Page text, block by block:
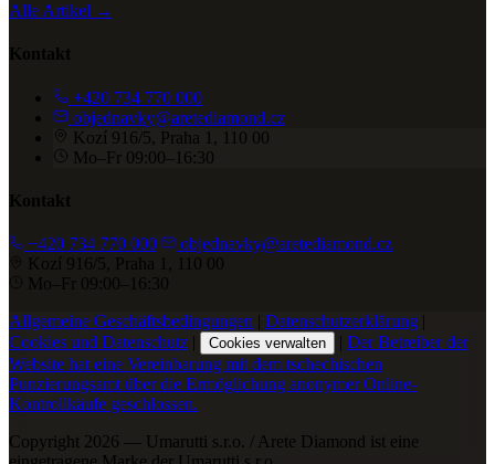
Alle Artikel →
Kontakt
+420 734 770 000
objednavky@aretediamond.cz
Kozí 916/5, Praha 1, 110 00
Mo–Fr 09:00–16:30
Kontakt
+420 734 770 000
objednavky@aretediamond.cz
Kozí 916/5, Praha 1, 110 00
Mo–Fr 09:00–16:30
Allgemeine Geschäftsbedingungen | Datenschutzerklärung |
Cookies und Datenschutz | Cookies verwalten | Der Betreiber der
Website hat eine Vereinbarung mit dem tschechischen
Punzierungsamt über die Ermöglichung anonymer Online-
Kontrollkäufe geschlossen.
Copyright 2026 — Umarutti s.r.o. / Arete Diamond ist eine